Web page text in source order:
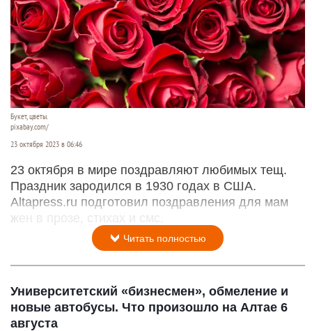
Букет, цветы.
pixabay.com/
23 октября 2023 в 06:46
23 октября в мире поздравляют любимых тещ.
Праздник зародился в 1930 годах в США.
Altapress.ru подготовил поздравления для мам
жен в прозе, стихах и смс.
Читать полностью
Университетский «бизнесмен», обмеление и
новые автобусы. Что произошло на Алтае 6
августа